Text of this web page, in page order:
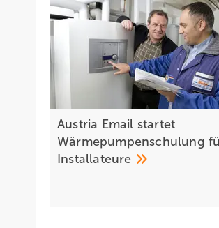
Austria Email startet
Wärmepumpenschulung
Installateure